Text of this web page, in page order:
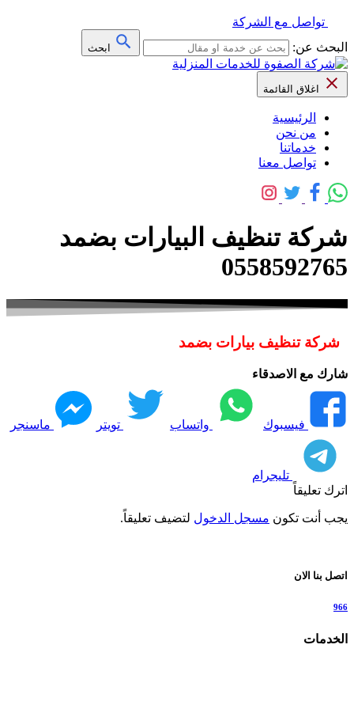
تواصل مع الشركة
البحث عن:
ابحث
اغلاق القائمة
الرئيسية
من نحن
خدماتنا
تواصل معنا
شركة تنظيف البيارات بضمد
0558592765
شركة تنظيف بيارات بضمد
شارك مع الاصدقاء
فيسبوك واتساب تويتر ماسنجر
تليجرام
اترك تعليقاً
يجب أنت تكون مسجل الدخول لتضيف تعليقاً.
اتصل بنا الان
966
الخدمات